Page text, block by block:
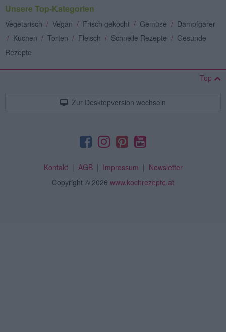
Unsere Top-Kategorien
Vegetarisch / Vegan / Frisch gekocht / Gemüse / Dampfgarer
/ Kuchen / Torten / Fleisch / Schnelle Rezepte / Gesunde
Rezepte
Top
Zur Desktopversion wechseln
Kontakt| AGB| Impressum | Newsletter
Copyright © 2026 www.kochrezepte.at